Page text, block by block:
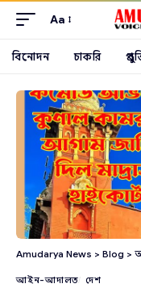
Aa
বিনোদন চাকরি
Amudarya News > Blog >
আইন-আদালত দেশ